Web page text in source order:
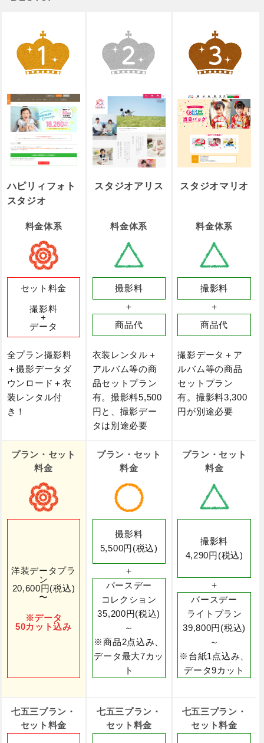
ハピリィフォト
スタジオ
スタジオアリス スタジオマリオ
料金体系
セット料金
撮影料
+
データ
全プラン撮影料
＋撮影データダ
ウンロード＋衣
装レンタル付
き！
料金体系
撮影料
＋
商品代
衣装レンタル＋
アルバム等の商
品セットプラン
有。撮影料5,500
円と、撮影デー
タは別途必要
料金体系
撮影料
＋
商品代
撮影データ＋ア
ルバム等の商品
セットプラン
有。撮影料3,300
円が別途必要
プラン・セット
料金
洋装データプラ
ン
20,600円(税込)
〜
※データ
50カット込み
プラン・セット
料金
撮影料
5,500円(税込)
＋
バースデー
コレクション
35,200円(税込)
～
※商品2点込み、
データ最大7カッ
ト
プラン・セット
料金
撮影料
4,290円(税込)
＋
バースデー
ライトプラン
39,800円(税込)
～
※台紙1点込み、
データ9カット
七五三プラン・
セット料金
七五三プラン・
セット料金
七五三プラン・
セット料金